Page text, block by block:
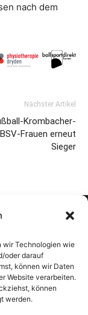
wir Technologien wie
oder darauf
können wir Daten
Website verarbeiten.
können
werden.
nach dem
Nächster Artikel
Krombacher-
Frauen erneut
Sieger